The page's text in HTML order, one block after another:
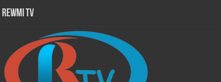
Rewmi TV